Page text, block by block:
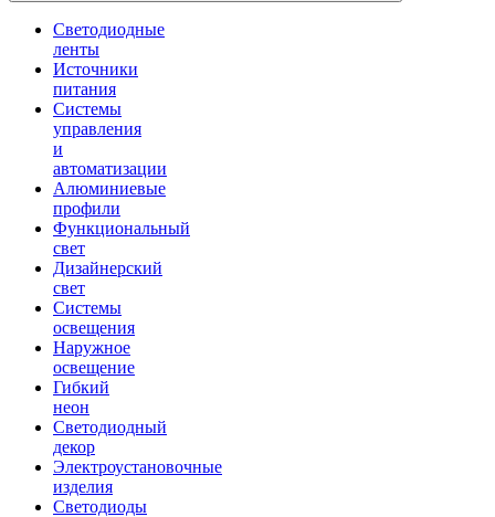
Светодиодные
ленты
Источники
питания
Системы
управления
и
автоматизации
Алюминиевые
профили
Функциональный
свет
Дизайнерский
свет
Системы
освещения
Наружное
освещение
Гибкий
неон
Светодиодный
декор
Электроустановочные
изделия
Светодиоды